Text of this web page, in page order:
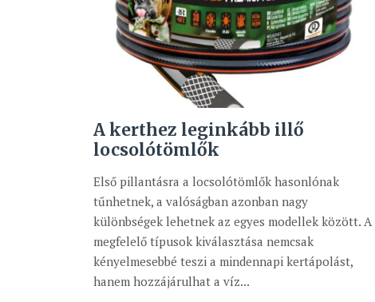
A kerthez leginkább illő
locsolótömlők
Első pillantásra a locsolótömlők hasonlónak
tűnhetnek, a valóságban azonban nagy
különbségek lehetnek az egyes modellek között. A
megfelelő típusok kiválasztása nemcsak
kényelmesebbé teszi a mindennapi kertápolást,
hanem hozzájárulhat a víz...